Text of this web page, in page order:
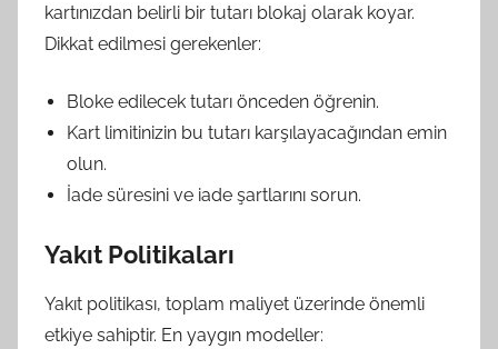
kartınızdan belirli bir tutarı blokaj olarak koyar.
Dikkat edilmesi gerekenler:
Bloke edilecek tutarı önceden öğrenin.
Kart limitinizin bu tutarı karşılayacağından emin
olun.
İade süresini ve iade şartlarını sorun.
Yakıt Politikaları
Yakıt politikası, toplam maliyet üzerinde önemli
etkiye sahiptir. En yaygın modeller: